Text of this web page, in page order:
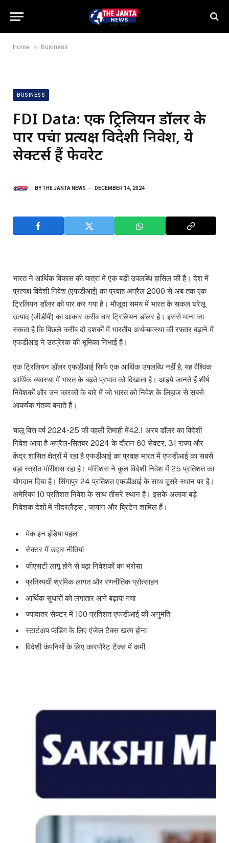
Home » Business
BUSINESS
FDI Data: एक ट्रिलियन डॉलर के
पार पहुंचा प्रत्यक्ष विदेशी निवेश, ये
सेक्टर्स हैं फेवरेट
BYTHE JANTA NEWS DECEMBER 14, 2024
भारत ने आर्थिक विकास की यात्रा में एक बड़ी उपलब्धि हासिल की है। देश में
प्रत्यक्ष विदेशी निवेश (एफडीआई) का प्रवाह अप्रैल 2000 से अब तक एक
ट्रिलियन डॉलर को पार कर गया है। मौजूदा समय में भारत के सकल घरेलू
उत्पाद (जीडीपी) का आकार करीब चार ट्रिलियन डॉलर है। इससे माना जा
सकता है कि पिछले करीब दो दशकों में भारतीय अर्थव्यवस्था की रफ्तार बढ़ाने में
एफडीआइ ने उत्प्रेरक की भूमिका निभाई है।
एक ट्रिलियन डॉलर एफडीआई सिर्फ एक आर्थिक उपलब्धि नहीं है, यह वैश्विक
आर्थिक व्यवस्था में भारत के बढ़ते प्रभाव को दिखाता है। आइये जानते हैं शीर्ष
निवेशकों और उन कारकों के बारे में जो भारत को निवेश के लिहाज से सबसे
आकर्षक गंतव्य बनाते हैं।
चालू वित्त वर्ष 2024-25 की पहली तिमाही में42.1 अरब डॉलर का विदेशी
निवेश आया है अप्रैल-सितंबर 2024 के दौरान 60 सेक्टर, 31 राज्य और
केंद्र शासित क्षेत्रों में रहा है एफडीआई का प्रवाह भारत में एफडीआई का सबसे
बड़ा स्त्रोत मॉरीशस रहा है। मॉरीशस ने कुल विदेशी निवेश में 25 प्रतिशत का
योगदान दिया है। सिंगापुर 24 प्रतिशत एफडीआई के साथ दूसरे स्थान पर है।
अमेरिका 10 प्रतिशत निवेश के साथ तीसरे स्थान है। इसके अलावा बड़े
निवेशक देशों में नीदरलैंड्स , जापान और ब्रिटेन शामिल हैं।
मेक इन इंडिया पहल
सेक्टर में उदार नीतियां
जीएसटी लागू होने से बढ़ा निवेशकों का भरोसा
प्रतिस्पर्धी श्रमिक लागत और रणनीतिक प्रोत्साहन
आर्थिक सुधारों को लगातार आगे बढ़ाया गया
ज्यादातर सेक्टर में 100 प्रतिशत एफडीआई की अनुमति
स्टार्टअप फंडिंग के लिए एंजेल टैक्स खत्म होना
विदेशी कंपनियों के लिए कारपोरेट टैक्स में कमी